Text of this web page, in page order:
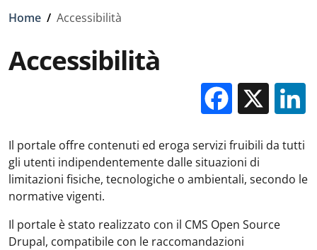
Briciole di pane
Home / Accessibilità
Accessibilità
X
Il portale offre contenuti ed eroga servizi fruibili da tutti
gli utenti indipendentemente dalle situazioni di
limitazioni fisiche, tecnologiche o ambientali, secondo le
normative vigenti.
Il portale è stato realizzato con il CMS Open Source
Drupal, compatibile con le raccomandazioni